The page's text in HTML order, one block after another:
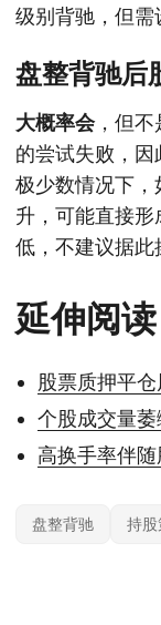
级别背驰，但需
盘整背驰后
大概率会，但不
的尝试失败，因
极少数情况下
升，可能直接形
低，不建议据此
延伸阅读
股票质押平
个股成交量
高换手率伴
盘整背驰 持股